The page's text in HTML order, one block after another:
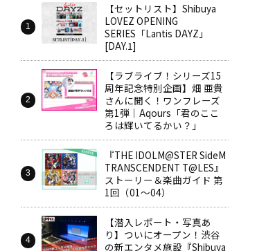
【セットリスト】Shibuya
LOVEZ OPENING
SERIES「Lantis DAYZ」
[DAY.1]
【ラブライブ！シリーズ15
周年記念特別企画】畑 亜貴
さんに聞く！ワンフレーズ
第1弾｜Aqours「君のここ
ろは輝いてるかい？」
『THE IDOLM@STER SideM
TRANSCENDENT T@LES』
ストーリー＆楽曲ガイド 第
1回（01～04）
【潜入レポート・写真あ
り】ついにオープン！渋谷
の新エンタメ施設『Shibuya